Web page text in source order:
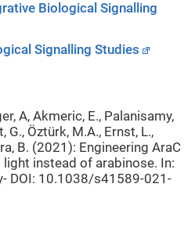
Biological Signalling
Signalling Studies
A, Akmeric, E., Palanisamy,
G., Öztürk, M.A., Ernst, L.,
B. (2021): Engineering AraC
instead of arabinose. In:
DOI: 10.1038/s41589-021-